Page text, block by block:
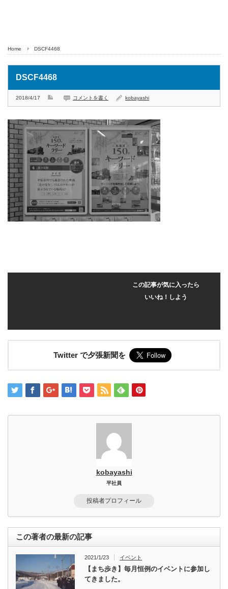
Home DSCF4468
DSCF4468
2018/4/17 コメントを書く kobayashi
この記事が気に入ったら
いいね！しよう
Twitter で夕張新聞を
kobayashi
平社員
投稿者プロフィール
この著者の最新の記事
2021/1/23 イベント
【まち歩き】毎月恒例のイベントに参加し
てきました。